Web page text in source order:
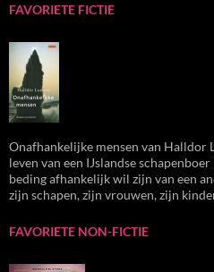
FAVORIETE FICTIE
Onafhankelijke mensen van Halldor
leven van een IJslandse
beding afhankelijk wil zijn van een
zijn schapen, zijn vrouwen, zijn
FAVORIETE NON-FICTIE